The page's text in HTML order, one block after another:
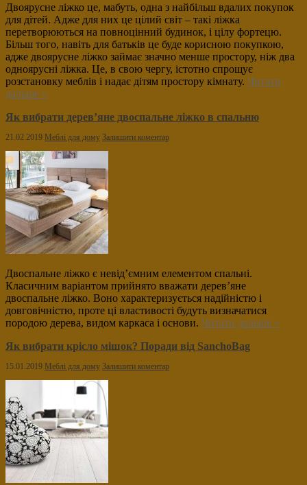
Двоярусне ліжко це, мабуть, одна з найбільш вдалих покупок
для дітей. Адже для них це цілий світ – такі ліжка
перетворюються на повноцінний будинок, і цілу фортецю.
Більш того, навіть для батьків це буде корисною покупкою,
адже двоярусне ліжко займає значно менше простору, ніж два
одноярусні ліжка. Це, в свою чергу, істотно спрощує
розстановку меблів і надає дітям простору кімнату. Читати
дальше »
Як вибрати дерев’яне двоспальне ліжко в спальню
21.02.2019 Меблі для дому Залишити коментар
Двоспальне ліжко є невід’ємним елементом спальні.
Класичним варіантом прийнято вважати дерев’яне
двоспальне ліжко. Воно характеризується надійністю і
довговічністю, проте ці властивості будуть визначатися
породою дерева, видом каркаса і основи. Читати дальше »
Як вибрати крісло мішок? Поради від SanchoBag
15.01.2019 Меблі для дому Залишити коментар